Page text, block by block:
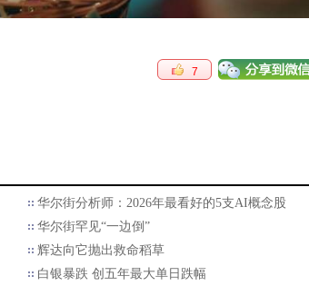
7
华尔街分析师：2026年最看好的5支AI概念股
华尔街罕见“一边倒”
辉达向它抛出救命稻草
白银暴跌 创五年最大单日跌幅